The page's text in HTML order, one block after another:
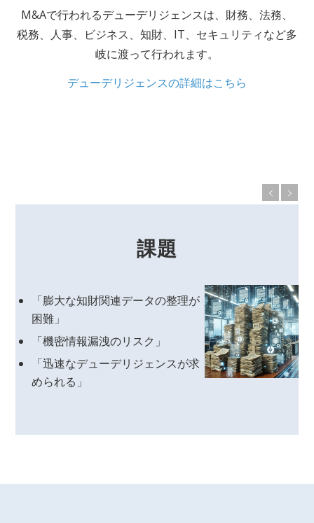
M&Aで⾏われるデューデリジェンスは、財務、法務、
税務、⼈事、ビジネス、知財、IT、セキュリティなど多
岐に渡って⾏われます。
デューデリジェンスの詳細はこちら
課題
「膨大な知財関連データの整理が
困難」
「機密情報漏洩のリスク」
「迅速なデューデリジェンスが求
められる」